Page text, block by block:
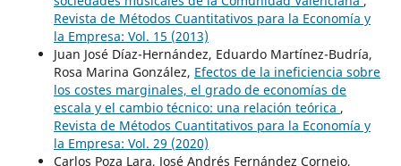
Revista de Métodos Cuantitativos para la Economía y
la Empresa: Vol. 15 (2013)
Juan José Díaz-Hernández, Eduardo Martínez-Budría,
Rosa Marina González, Efectos de la ineficiencia sobre
los costes marginales, el grado de economías de
escala y el cambio técnico: una relación teórica ,
Revista de Métodos Cuantitativos para la Economía y
la Empresa: Vol. 29 (2020)
Carlos Poza Lara, José Andrés Fernández Cornejo,